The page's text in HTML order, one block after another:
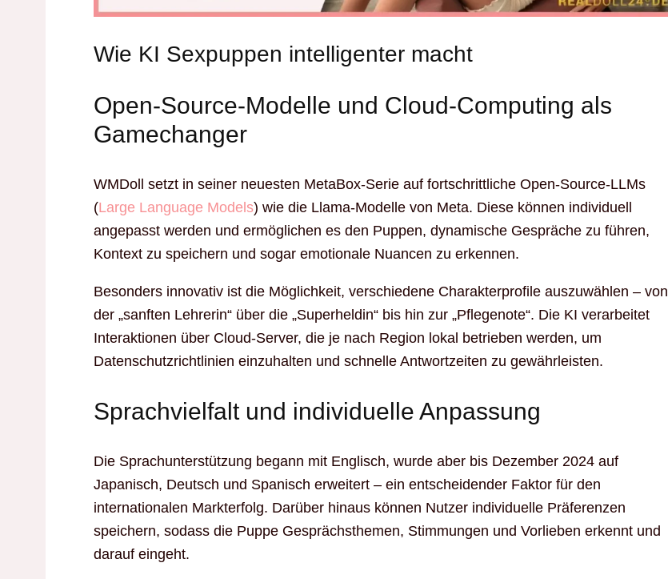
Wie KI Sexpuppen intelligenter macht
Open-Source-Modelle und Cloud-Computing als
Gamechanger
WMDoll setzt in seiner neuesten MetaBox-Serie auf fortschrittliche Open-Source-LLMs
(Large Language Models) wie die Llama-Modelle von Meta. Diese können individuell
angepasst werden und ermöglichen es den Puppen, dynamische Gespräche zu führen,
Kontext zu speichern und sogar emotionale Nuancen zu erkennen.
Besonders innovativ ist die Möglichkeit, verschiedene Charakterprofile auszuwählen – von
der „sanften Lehrerin“ über die „Superheldin“ bis hin zur „Pflegenote“. Die KI verarbeitet
Interaktionen über Cloud-Server, die je nach Region lokal betrieben werden, um
Datenschutzrichtlinien einzuhalten und schnelle Antwortzeiten zu gewährleisten.
Sprachvielfalt und individuelle Anpassung
Die Sprachunterstützung begann mit Englisch, wurde aber bis Dezember 2024 auf
Japanisch, Deutsch und Spanisch erweitert – ein entscheidender Faktor für den
internationalen Markterfolg. Darüber hinaus können Nutzer individuelle Präferenzen
speichern, sodass die Puppe Gesprächsthemen, Stimmungen und Vorlieben erkennt und
darauf eingeht.